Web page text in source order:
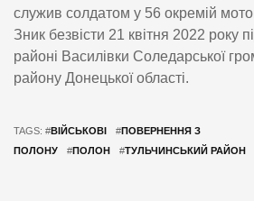
служив солдатом у 56 окремій
Зник безвісти 21 квітня 2022 року
районі Василівки Соледарської
району Донецької області.
TAGS: #ВІЙСЬКОВІ #ПОВЕРНЕННЯ З
ПОЛОНУ
#ПОЛОН #ТУЛЬЧИНСЬКИЙ РАЙОН